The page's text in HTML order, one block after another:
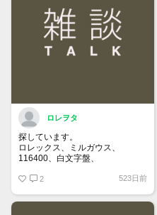
10000株→6330万円
買って①年間所有するだけで
株価が下がっても、上がっても
ロレヲタ
探しています。
ロレックス、ミルガウス、
116400、白文字盤、
付属品は完備の状態を希望しま
お値段140万～170万位でよろし
2 523日前